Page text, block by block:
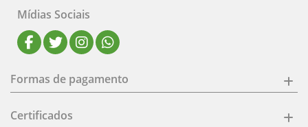
Mídias Sociais
Formas de pagamento
Certificados